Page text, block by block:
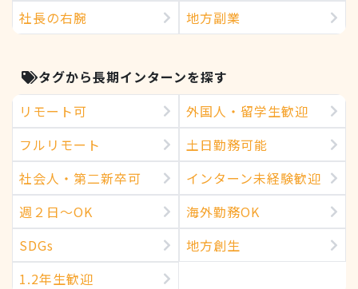
社長の右腕
地方副業
タグから長期インターンを探す
リモート可
外国人・留学生歓迎
フルリモート
土日勤務可能
社会人・第二新卒可
インターン未経験歓迎
週２日～OK
海外勤務OK
SDGs
地方創生
1.2年生歓迎